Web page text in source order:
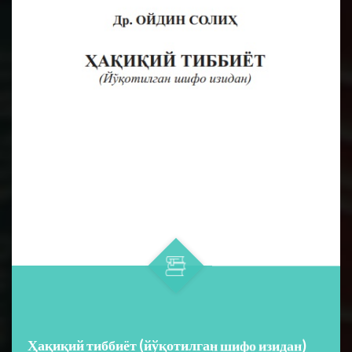
Ҳақиқий тиббиёт (йўқотилган шифо изидан)